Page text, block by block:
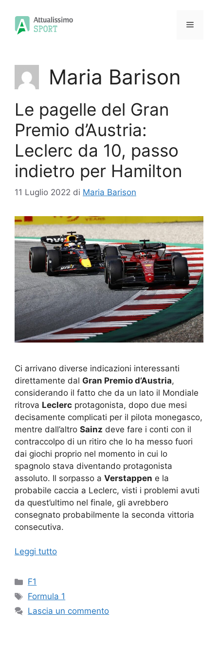
contenuto
Menu
Maria Barison
Le pagelle del Gran
Premio d’Austria:
Leclerc da 10, passo
indietro per Hamilton
11 Luglio 2022 di Maria Barison
Ci arrivano diverse indicazioni interessanti
direttamente dal Gran Premio d’Austria,
considerando il fatto che da un lato il Mondiale
ritrova Leclerc protagonista, dopo due mesi
decisamente complicati per il pilota monegasco,
mentre dall’altro Sainz deve fare i conti con il
contraccolpo di un ritiro che lo ha messo fuori
dai giochi proprio nel momento in cui lo
spagnolo stava diventando protagonista
assoluto. Il sorpasso a Verstappen e la
probabile caccia a Leclerc, visti i problemi avuti
da quest’ultimo nel finale, gli avrebbero
consegnato probabilmente la seconda vittoria
consecutiva.
Leggi tutto
Categorie
F1
Tag
Formula 1
Lascia un commento